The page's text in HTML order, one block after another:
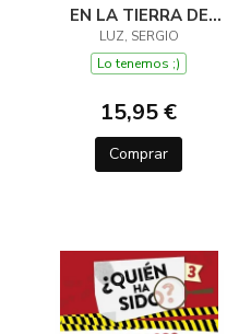
EN LA TIERRA DE
LOS DRAGONES
LUZ, SERGIO
Lo tenemos ;)
15,95 €
Comprar